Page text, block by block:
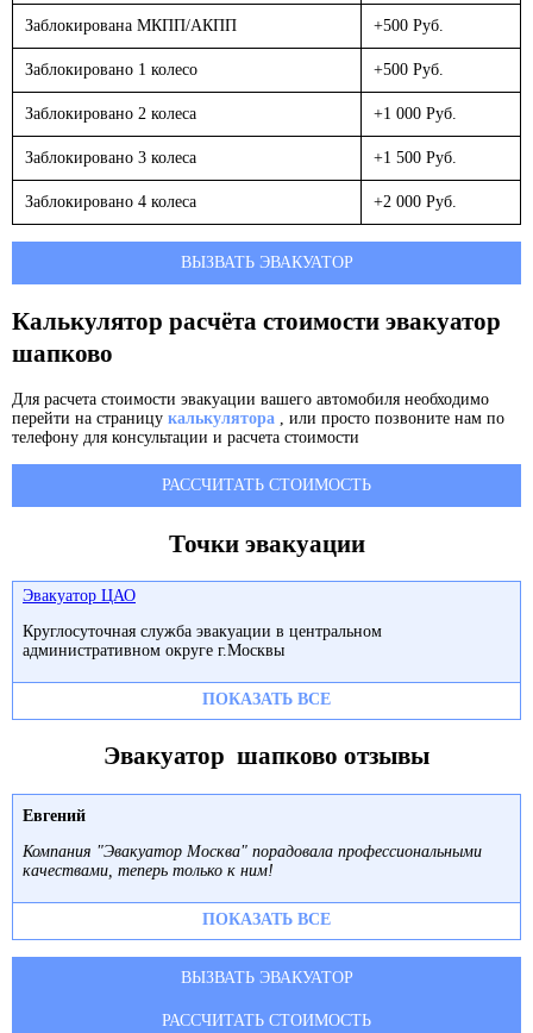
Заблокирована МКПП/АКПП +500 Руб.
Заблокировано 1 колесо +500 Руб.
Заблокировано 2 колеса +1 000 Руб.
Заблокировано 3 колеса +1 500 Руб.
Заблокировано 4 колеса +2 000 Руб.
ВЫЗВАТЬ ЭВАКУАТОР
Калькулятор расчёта стоимости эвакуатор
шапково
Для расчета стоимости эвакуации вашего автомобиля необходимо
перейти на страницу калькулятора , или просто позвоните нам по
телефону для консультации и расчета стоимости
РАССЧИТАТЬ СТОИМОСТЬ
Точки эвакуации
Эвакуатор ЦАО
Круглосуточная служба эвакуации в центральном
административном округе г.Москвы
ПОКАЗАТЬ ВСЕ
Эвакуатор шапково отзывы
Евгений
Компания "Эвакуатор Москва" порадовала профессиональными
качествами, теперь только к ним!
ПОКАЗАТЬ ВСЕ
ВЫЗВАТЬ ЭВАКУАТОР
РАССЧИТАТЬ СТОИМОСТЬ